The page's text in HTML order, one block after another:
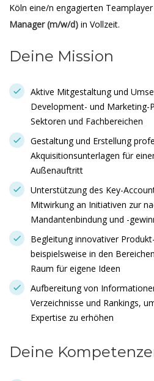
Köln eine/n engagierten Teamplayer
Manager (m/w/d) in Vollzeit.
Deine Mission
Aktive Mitgestaltung und
Development- und Marketing-
Sektoren und Fachbereichen
Gestaltung und Erstellung
Akquisitionsunterlagen für
Außenauftritt
Unterstützung des Key-
Mitwirkung an Initiativen zur
Mandantenbindung und -
Begleitung innovativer
beispielsweise in den
Raum für eigene Ideen
Aufbereitung von
Verzeichnisse und Rankings,
Expertise zu erhöhen
Deine